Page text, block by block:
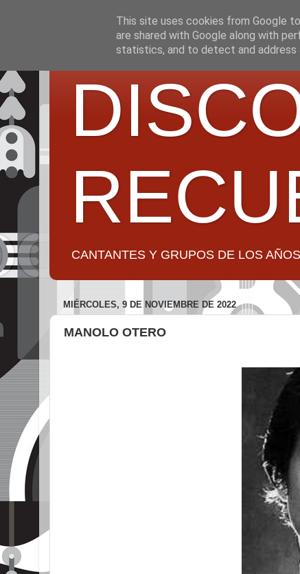
CANTANTES Y GRUPOS DE LOS
MIÉRCOLES, 9 DE NOVIEMBRE DE 2022
MANOLO OTERO
This site uses cookies from Google
are shared with Google along with
statistics, and to detect and address